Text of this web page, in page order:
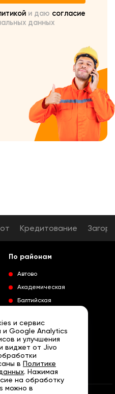
и даю согласие
данных
Кредитование
По районам
Автово
Академическая
Балтийская
Выборгская
Гражданский проспект
Девяткино
Кировский завод
Ленинский проспект
и сервис
и Google Analytics
и улучшения
виджет от Jivo
в Политике
. Нажимая
на обработку
можно в